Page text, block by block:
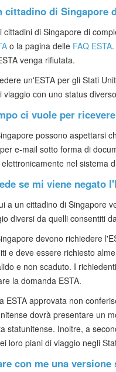
cittadino di Singapore
cittadini di Singapore di
o la pagina delle FAQ ESTA
venga rifiutata.
un'ESTA per gli Stati
viaggio con uno status
ci vuole per
possono aspettarsi
e-mail sotto forma di
nel sistema
se mi viene negato
a un cittadino di Singapore
diversi da quelli consentiti
devono richiedere
e deve essere richiesto
e non scaduto. I
la domanda ESTA.
ESTA approvata non
dovrà presentare un
statunitense. Inoltre, a
loro piani di viaggio negli
con me una